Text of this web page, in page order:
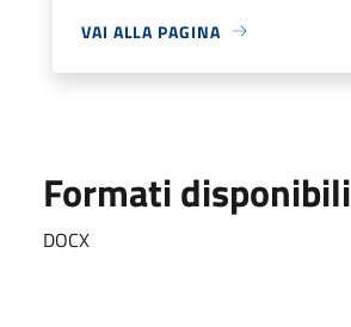
VAI ALLA PAGINA
Formati disponibili
DOCX